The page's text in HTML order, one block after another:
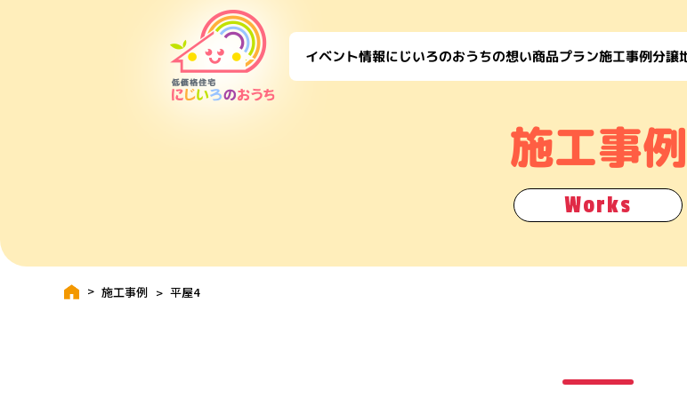
イベント情報にじいろのおうちの想い商品プラン施工事例分譲
施工事例
Works
施工事例 平屋4